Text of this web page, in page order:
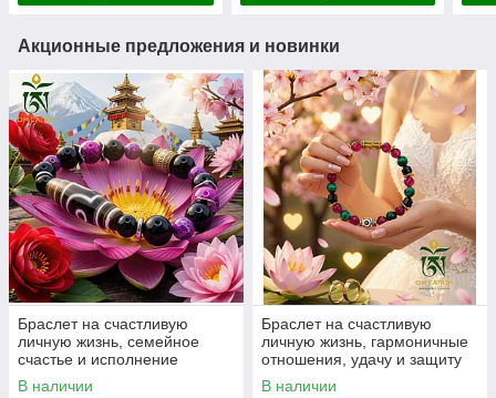
Акционные предложения и новинки
Браслет на счастливую
личную жизнь, семейное
счастье и исполнение
желаний
В наличии
Браслет на счастливую
личную жизнь, гармоничные
отношения, удачу и защиту
В наличии